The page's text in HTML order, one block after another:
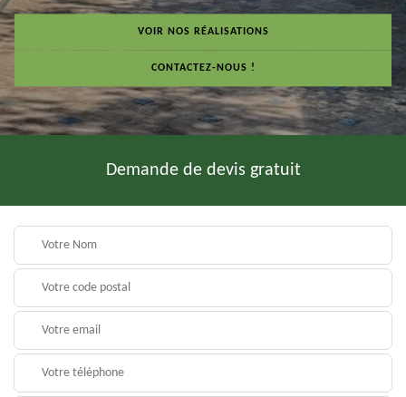
VOIR NOS RÉALISATIONS
CONTACTEZ-NOUS !
Demande de devis gratuit